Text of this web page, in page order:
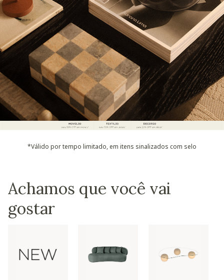
*Válido por tempo limitado, em itens sinalizados com selo
Achamos que você vai
gostar